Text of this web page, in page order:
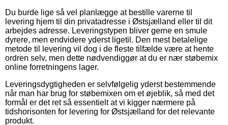
Du burde lige så vel planlægge at bestille varerne til
levering hjem til din privatadresse i Østsjælland eller til dit
arbejdes adresse. Leveringstypen bliver gerne en smule
dyrere, men endvidere yderst ligetil. Den mest betalelige
metode til levering vil dog i de fleste tilfælde være at hente
ordren selv, men dette nødvendiggør at du er nær støbemix
online forretningens lager.
Leveringsdygtigheden er selvfølgelig yderst bestemmende
når man har brug for støbemixen om et øjeblik, så med det
formål er det ret så essentielt at vi kigger nærmere på
tidshorisonten for levering for Østsjælland for det relevante
produkt.